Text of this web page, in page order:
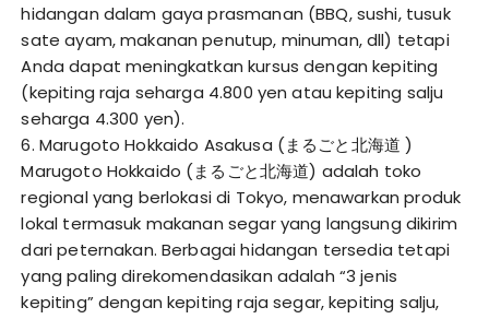
hidangan dalam gaya prasmanan (BBQ, sushi, tusuk
sate ayam, makanan penutup, minuman, dll) tetapi
Anda dapat meningkatkan kursus dengan kepiting
(kepiting raja seharga 4.800 yen atau kepiting salju
seharga 4.300 yen).
6. Marugoto Hokkaido Asakusa (まるごと北海道 )
Marugoto Hokkaido (まるごと北海道) adalah toko
regional yang berlokasi di Tokyo, menawarkan produk
lokal termasuk makanan segar yang langsung dikirim
dari peternakan. Berbagai hidangan tersedia tetapi
yang paling direkomendasikan adalah “3 jenis
kepiting” dengan kepiting raja segar, kepiting salju,